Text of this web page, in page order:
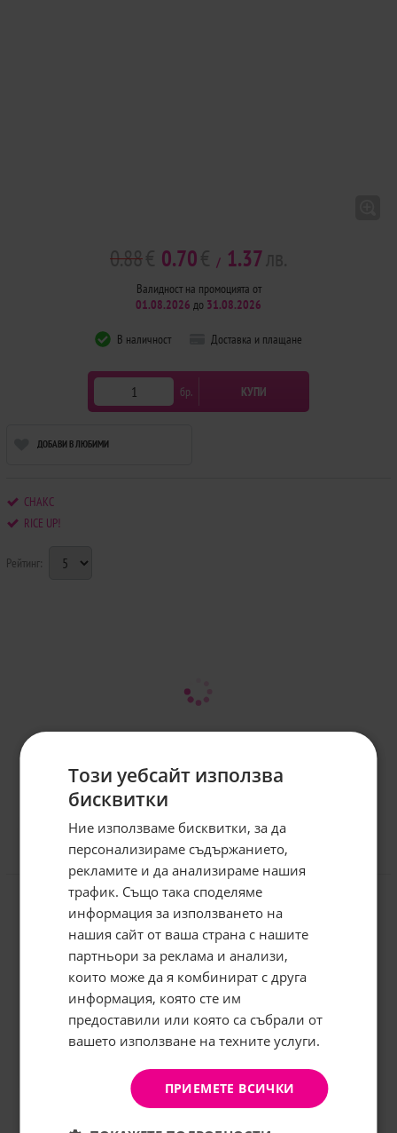
0.88 0.70 / 1.37
Валидност на промоцията от
01.08.2026 до 31.08.2026
В наличност Доставка и плащане
бр. КУПИ
ДОБАВИ В ЛЮБИМИ
СНАКС
RICE UP!
Рейтинг:
Отзиви към продукт
КОМЕНТИРАЙ
Този уебсайт използва
бисквитки
Ние използваме бисквитки, за да
персонализираме съдържанието,
рекламите и да анализираме нашия
трафик. Също така споделяме
информация за използването на
нашия сайт от ваша страна с нашите
партньори за реклама и анализи,
които може да я комбинират с друга
информация, която сте им
предоставили или която са събрали от
вашето използване на техните услуги.
ПРИЕМЕТЕ ВСИЧКИ
Абонирайте се за бюлетина и
грабнете-5%отстъпка!
АБОНИРАНЕ
Не, благодаря